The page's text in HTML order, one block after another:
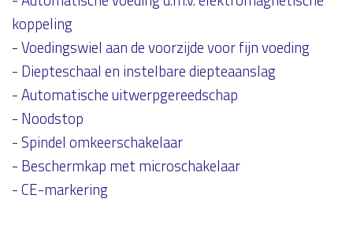
koppeling
- Voedingswiel aan de voorzijde voor fijn voeding
- Diepteschaal en instelbare diepteaanslag
- Automatische uitwerpgereedschap
- Noodstop
- Spindel omkeerschakelaar
- Beschermkap met microschakelaar
- CE-markering